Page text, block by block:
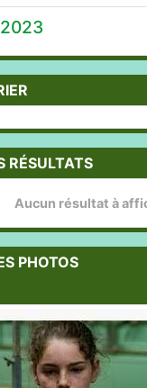
2023
RÉSULTATS
Aucun résultat à
PHOTOS